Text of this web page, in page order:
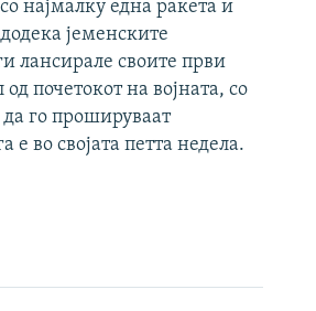
најмалку една ракета и
јеменските
лансирале своите први
почетокот на војната, со
го прошируваат
е во својата петта недела.